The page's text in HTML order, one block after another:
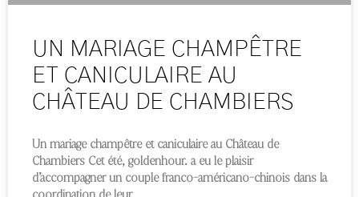
UN MARIAGE CHAMPÊTRE
ET CANICULAIRE AU
CHÂTEAU DE CHAMBIERS
Un mariage champêtre et caniculaire au Château de
Chambiers Cet été, goldenhour. a eu le plaisir
d’accompagner un couple franco-américano-chinois dans la